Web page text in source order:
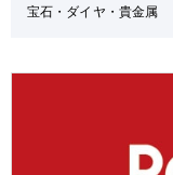
宝石・ダイヤ・貴金属